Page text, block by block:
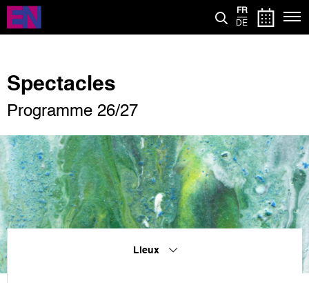
Aller
contenu
FR
DE
Spectacles
Programme 26/27
Lieux